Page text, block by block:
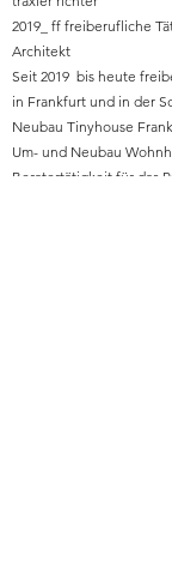
2019_ ff freiberufliche
Architekt
Seit 2019 bis heute
in Frankfurt und in der
Neubau Tinyhouse
Um- und Neubau
Beratertätigkeit für das